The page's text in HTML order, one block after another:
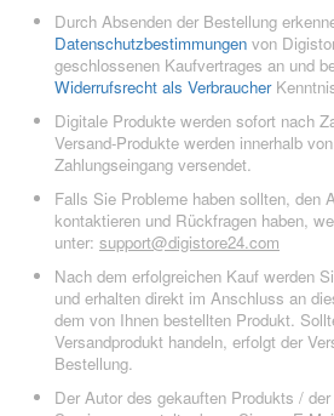
Durch Absenden der Bestellung
Datenschutzbestimmungen von
geschlossenen Kaufvertrages an und
Widerrufsrecht als Verbraucher
Digitale Produkte werden sofort nach
Versand-Produkte werden innerhalb
Zahlungseingang versendet.
Falls Sie Probleme haben sollten, den
kontaktieren und Rückfragen haben,
unter: support@digistore24.com
Nach dem erfolgreichen Kauf werden
und erhalten direkt im Anschluss an
dem von Ihnen bestellten Produkt.
Versandprodukt handeln, erfolgt der
Bestellung.
Der Autor des gekauften Produkts /